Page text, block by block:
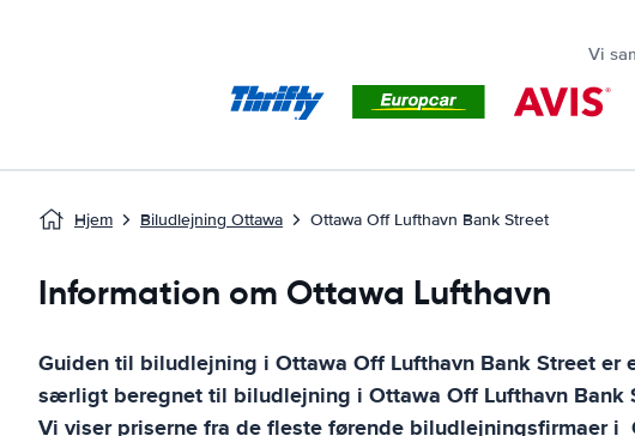
Vi
Hjem Biludlejning Ottawa Ottawa Off Lufthavn Bank Street
Information om Ottawa Lufthavn
Guiden til biludlejning i Ottawa Off Lufthavn Bank Streeter
særligt beregnet til biludlejning i Ottawa Off Lufthavn Bank
Vi viser priserne fra de fleste førende biludlejningsfirmaer i